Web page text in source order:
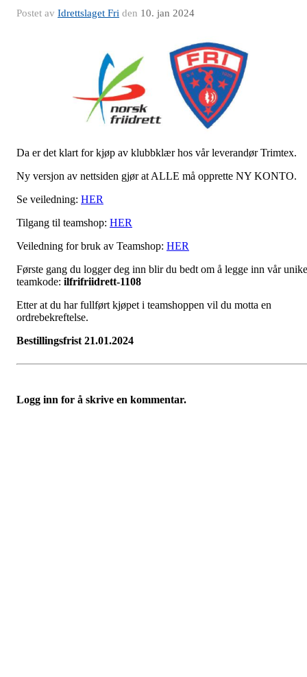
Postet av Idrettslaget Fri den 10. jan 2024
Da er det klart for kjøp av klubbklær hos vår leverandør Trimtex.
Ny versjon av nettsiden gjør at ALLE må opprette NY KONTO.
Se veiledning: HER
Tilgang til teamshop: HER
Veiledning for bruk av Teamshop: HER
Første gang du logger deg inn blir du bedt om å legge inn vår unike
teamkode: ilfrifriidrett-1108
Etter at du har fullført kjøpet i teamshoppen vil du motta en
ordrebekreftelse.
Bestillingsfrist 21.01.2024
Logg inn for å skrive en kommentar.